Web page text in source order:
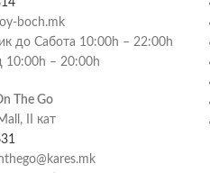
boch.mk
до Сабота 10:00h – 22:00h
10:00h – 20:00h
The Go
II кат